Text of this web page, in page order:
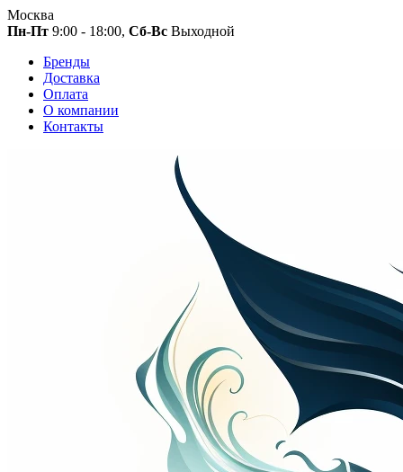
Москва
Пн-Пт 9:00 - 18:00, Сб-Вс Выходной
Бренды
Доставка
Оплата
О компании
Контакты